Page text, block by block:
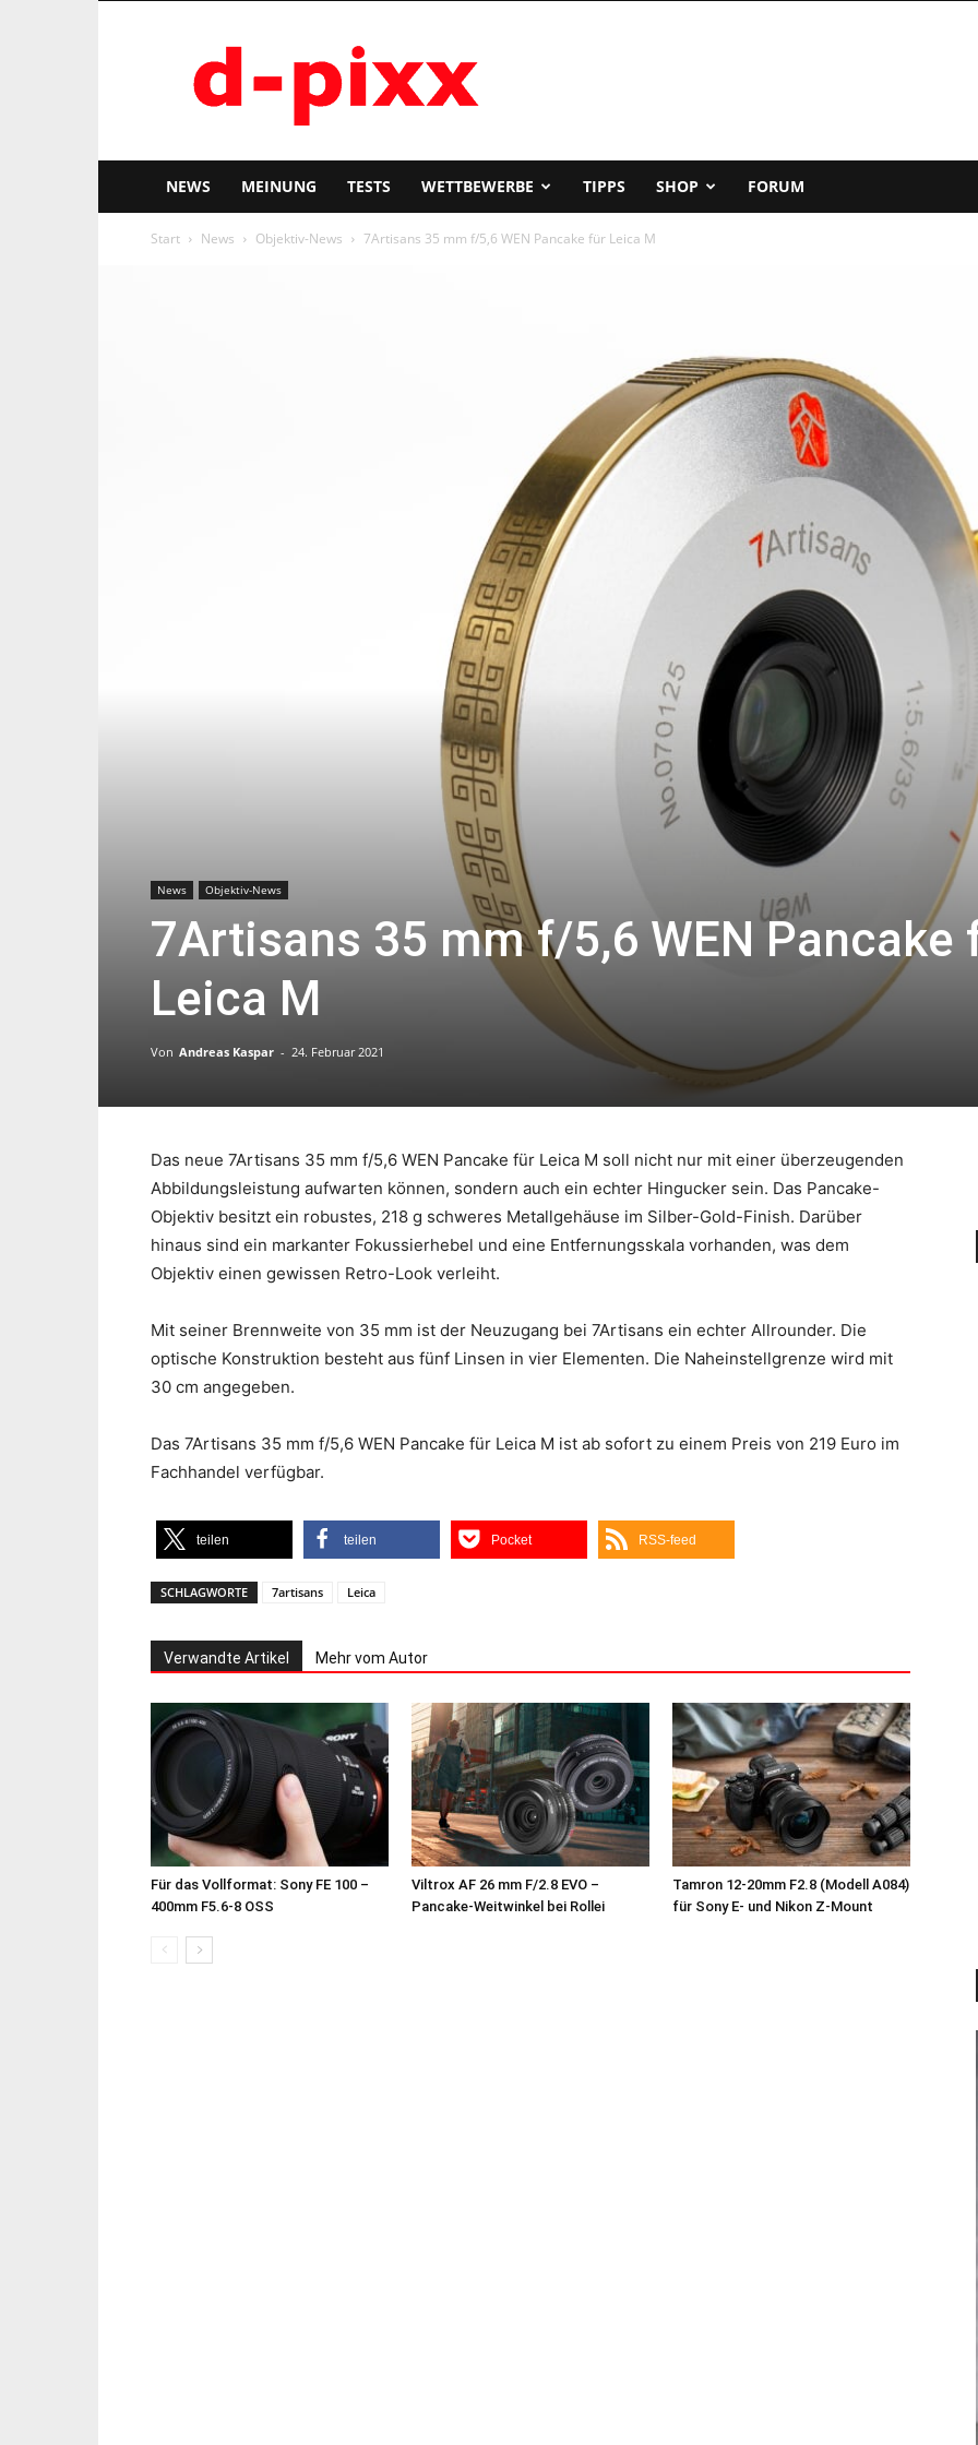
pixx
NEWS MEINUNG TESTS WETTBEWERBE TIPPS SHOP FORUM
Start News Objektiv-News 7Artisans 35 mm f/5,6 WEN Pancake für Leica M
News Objektiv-News
7Artisans 35 mm f/5,6 WEN Pancake
Leica M
Von Andreas Kaspar - 24. Februar 2021
Das neue 7Artisans 35 mm f/5,6 WEN Pancake für Leica M soll nicht nur mit einer überzeugenden
Abbildungsleistung aufwarten können, sondern auch ein echter Hingucker sein. Das Pancake-
Objektiv besitzt ein robustes, 218 g schweres Metallgehäuse im Silber-Gold-Finish. Darüber
hinaus sind ein markanter Fokussierhebel und eine Entfernungsskala vorhanden, was dem
Objektiv einen gewissen Retro-Look verleiht.
Mit seiner Brennweite von 35 mm ist der Neuzugang bei 7Artisans ein echter Allrounder. Die
optische Konstruktion besteht aus fünf Linsen in vier Elementen. Die Naheinstellgrenze wird mit
30 cm angegeben.
Das 7Artisans 35 mm f/5,6 WEN Pancake für Leica M ist ab sofort zu einem Preis von 219 Euro im
Fachhandel verfügbar.
teilen teilen Pocket RSS-feed
SCHLAGWORTE 7artisans Leica
Verwandte Artikel Mehr vom Autor
Für das Vollformat: Sony FE 100 –
400mm F5.6-8 OSS
Viltrox AF 26 mm F/2.8 EVO –
Pancake-Weitwinkel bei Rollei
Tamron 12-20mm F2.8 (Modell A084)
für Sony E- und Nikon Z-Mount